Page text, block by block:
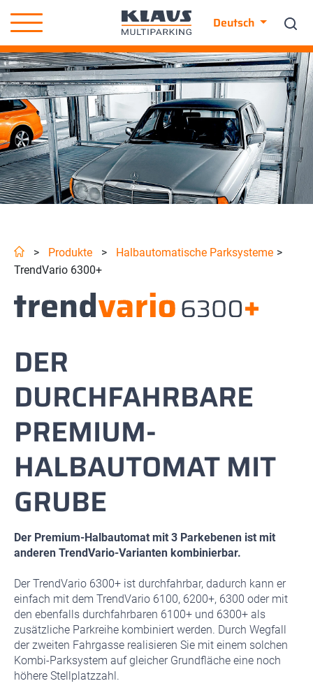
Deutsch
> Produkte > Halbautomatische Parksysteme >
TrendVario 6300+
DER
DURCHFAHRBARE
PREMIUM-
HALBAUTOMAT MIT
GRUBE
Der Premium-Halbautomat mit 3 Parkebenen ist mit
anderen TrendVario-Varianten kombinierbar.
Der TrendVario 6300+ ist durchfahrbar, dadurch kann er
einfach mit dem TrendVario 6100, 6200+, 6300 oder mit
den ebenfalls durchfahrbaren 6100+ und 6300+ als
zusätzliche Parkreihe kombiniert werden. Durch Wegfall
der zweiten Fahrgasse realisieren Sie mit einem solchen
Kombi-Parksystem auf gleicher Grundfläche eine noch
höhere Stellplatzzahl.